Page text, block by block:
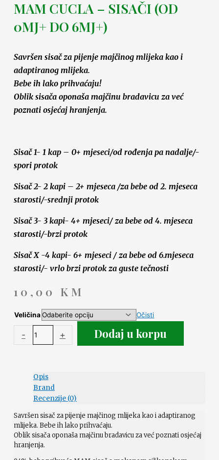
MAM CUCLA – SISAČI (OD
0MJ+ DO 6MJ+)
Savršen sisač za pijenje majčinog mlijeka kao i
adaptiranog mlijeka.
Bebe ih lako prihvaćaju!
Oblik sisača oponaša majčinu bradavicu za već
poznati osjećaj hranjenja.
Sisač 1- 1 kap – 0+ mjeseci/od rođenja pa nadalje/-
spori protok
Sisač 2- 2 kapi – 2+ mjeseca /za bebe od 2. mjeseca
starosti/-srednji protok
Sisač 3- 3 kapi- 4+ mjeseci/ za bebe od 4. mjeseca
starosti/-brzi protok
Sisač X -4 kapi- 6+ mjeseci / za bebe od 6.mjeseca
starosti/- vrlo brzi protok za guste tečnosti
10,00 KM
Veličina Očisti
- + Dodaj u korpu
Opis
Brand
Recenzije (0)
Savršen sisač za pijenje majčinog mlijeka kao i adaptiranog
mlijeka. Bebe ih lako prihvaćaju.
Oblik sisača oponaša majčinu bradavicu za već poznati osjećaj
hranjenja.